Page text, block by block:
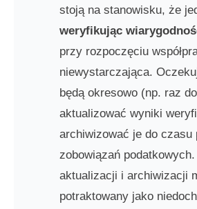
stoją na stanowisku, że
weryfikując
przy rozpoczęciu
niewystarczająca.
będą okresowo (np. raz
aktualizować wyniki
archiwizować je do czasu
zobowiązań
aktualizacji i archiwizacji
potraktowany jako